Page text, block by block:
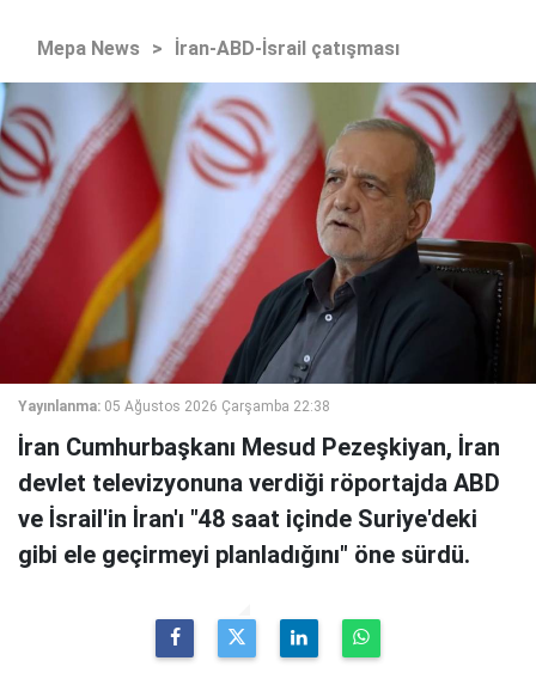
Mepa News > İran-ABD-İsrail çatışması
Yayınlanma: 05 Ağustos 2026 Çarşamba 22:38
İran Cumhurbaşkanı Mesud Pezeşkiyan, İran
devlet televizyonuna verdiği röportajda ABD
ve İsrail'in İran'ı "48 saat içinde Suriye'deki
gibi ele geçirmeyi planladığını" öne sürdü.